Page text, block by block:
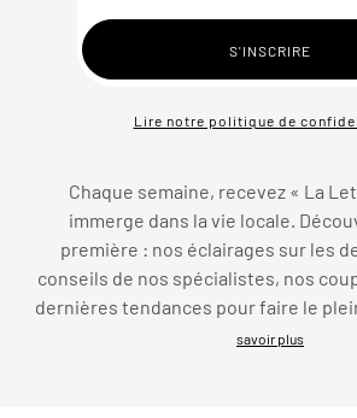
Lire notre politique de
Chaque semaine, recevez « La
immerge dans la vie locale.
première : nos éclairages sur les
conseils de nos spécialistes, nos
dernières tendances pour faire le
savoir plus